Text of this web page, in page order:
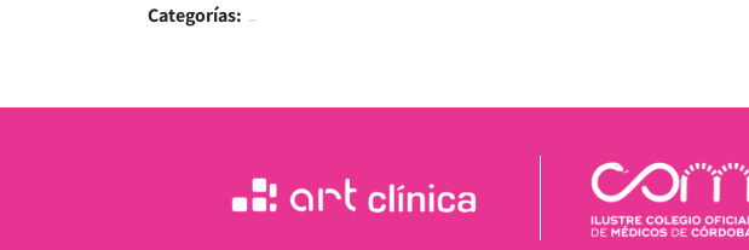
Categorías: